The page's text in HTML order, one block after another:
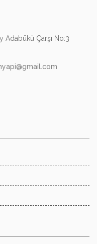
Adabükü Çarşı No:3